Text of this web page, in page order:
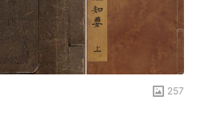
257